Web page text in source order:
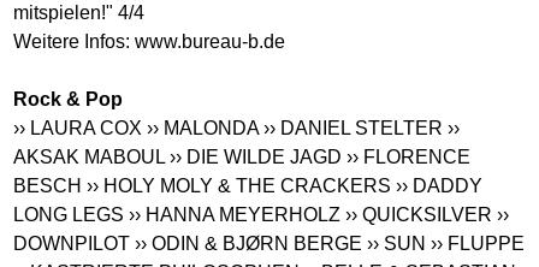
mitspielen!" 4/4
Weitere Infos:www.bureau-b.de
Rock & Pop
›› LAURA COX ›› MALONDA ›› DANIEL STELTER ››
AKSAK MABOUL ›› DIE WILDE JAGD ›› FLORENCE
BESCH ›› HOLY MOLY & THE CRACKERS ›› DADDY
LONG LEGS ›› HANNA MEYERHOLZ ›› QUICKSILVER ››
DOWNPILOT ›› ODIN & BJØRN BERGE ›› SUN ›› FLUPPE